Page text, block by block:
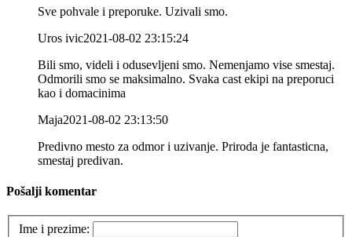
Sve pohvale i preporuke. Uzivali smo.
Uros ivic2021-08-02 23:15:24
Bili smo, videli i odusevljeni smo. Nemenjamo vise smestaj.
Odmorili smo se maksimalno. Svaka cast ekipi na preporuci
kao i domacinima
Maja2021-08-02 23:13:50
Predivno mesto za odmor i uzivanje. Priroda je fantasticna,
smestaj predivan.
Pošalji komentar
Ime i prezime: